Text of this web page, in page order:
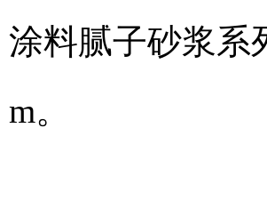
涂料腻子砂浆系
m。